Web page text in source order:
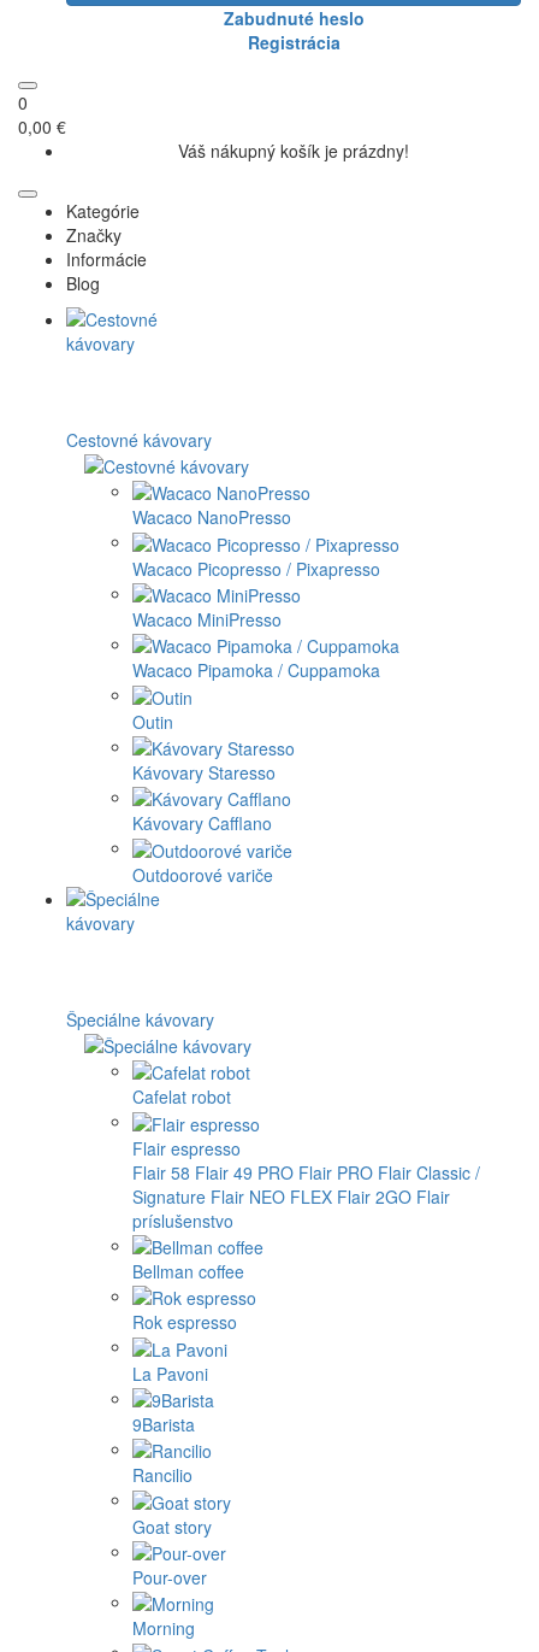
Zabudnuté heslo
Registrácia
0
0,00 €
Váš nákupný košík je prázdny!
Kategórie
Značky
Informácie
Blog
Cestovné kávovary
Wacaco NanoPresso
Wacaco Picopresso / Pixapresso
Wacaco MiniPresso
Wacaco Pipamoka / Cuppamoka
Outin
Kávovary Staresso
Kávovary Cafflano
Outdoorové variče
Špeciálne kávovary
Cafelat robot
Flair espresso
Flair 58 Flair 49 PRO Flair PRO Flair Classic /
Signature Flair NEO FLEX Flair 2GO Flair
príslušenstvo
Bellman coffee
Rok espresso
La Pavoni
9Barista
Rancilio
Goat story
Pour-over
Morning